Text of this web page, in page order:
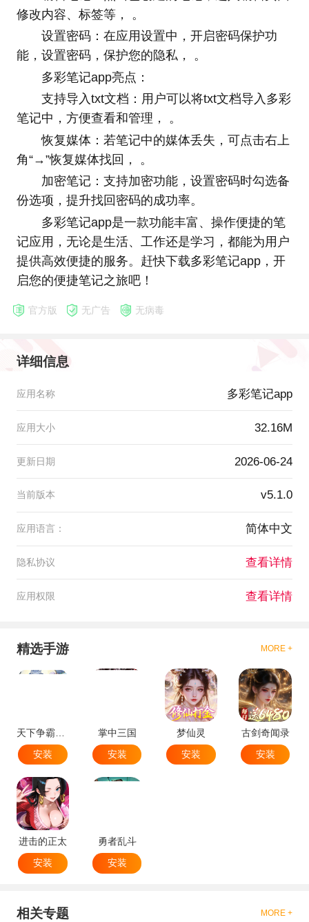
修改内容、标签等， 。
设置密码：在应用设置中，开启密码保护功
能，设置密码，保护您的隐私， 。
多彩笔记app亮点：
支持导入txt文档：用户可以将txt文档导入多彩
笔记中，方便查看和管理， 。
恢复媒体：若笔记中的媒体丢失，可点击右上
角“→”恢复媒体找回， 。
加密笔记：支持加密功能，设置密码时勾选备
份选项，提升找回密码的成功率。
多彩笔记app是一款功能丰富、操作便捷的笔
记应用，无论是生活、工作还是学习，都能为用户
提供高效便捷的服务。赶快下载多彩笔记app，开
启您的便捷笔记之旅吧！
官方版 无广告 无病毒
详细信息
应用名称 多彩笔记app
应用大小 32.16M
更新日期 2026-06-24
当前版本 v5.1.0
应用语言： 简体中文
隐私协议 查看详情
应用权限 查看详情
精选手游 MORE +
天下争霸三国志
安装
掌中三国
安装
梦仙灵
安装
古剑奇闻录
安装
进击的正太
安装
勇者乱斗
安装
相关专题 MORE +